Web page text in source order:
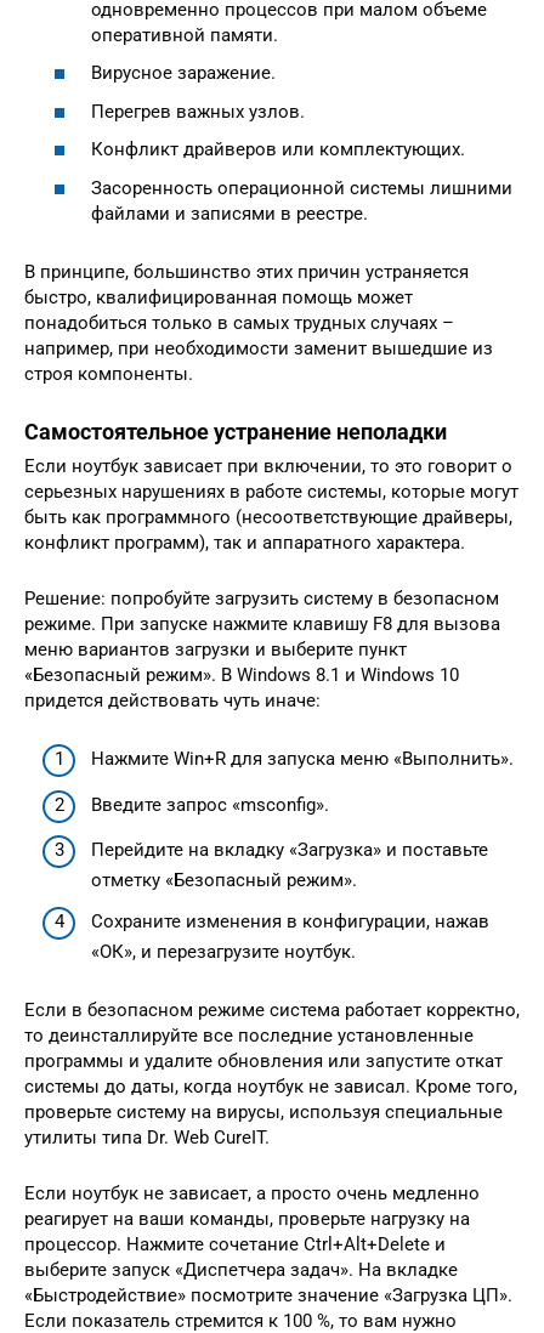
одновременно процессов при малом объеме
оперативной памяти.
Вирусное заражение.
Перегрев важных узлов.
Конфликт драйверов или комплектующих.
Засоренность операционной системы лишними
файлами и записями в реестре.
В принципе, большинство этих причин устраняется
быстро, квалифицированная помощь может
понадобиться только в самых трудных случаях –
например, при необходимости заменит вышедшие из
строя компоненты.
Самостоятельное устранение неполадки
Если ноутбук зависает при включении, то это говорит о
серьезных нарушениях в работе системы, которые могут
быть как программного (несоответствующие драйверы,
конфликт программ), так и аппаратного характера.
Решение: попробуйте загрузить систему в безопасном
режиме. При запуске нажмите клавишу F8 для вызова
меню вариантов загрузки и выберите пункт
«Безопасный режим». В Windows 8.1 и Windows 10
придется действовать чуть иначе:
Нажмите Win+R для запуска меню «Выполнить».
Введите запрос «msconfig».
Перейдите на вкладку «Загрузка» и поставьте
отметку «Безопасный режим».
Сохраните изменения в конфигурации, нажав
«ОК», и перезагрузите ноутбук.
Если в безопасном режиме система работает корректно,
то деинсталлируйте все последние установленные
программы и удалите обновления или запустите откат
системы до даты, когда ноутбук не зависал. Кроме того,
проверьте систему на вирусы, используя специальные
утилиты типа Dr. Web CureIT.
Если ноутбук не зависает, а просто очень медленно
реагирует на ваши команды, проверьте нагрузку на
процессор. Нажмите сочетание Ctrl+Alt+Delete и
выберите запуск «Диспетчера задач». На вкладке
«Быстродействие» посмотрите значение «Загрузка ЦП».
Если показатель стремится к 100 %, то вам нужно